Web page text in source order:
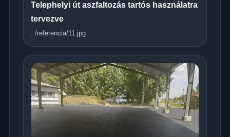
Telephelyi út aszfaltozás tartós használatra
tervezve
../referencia/11.jpg